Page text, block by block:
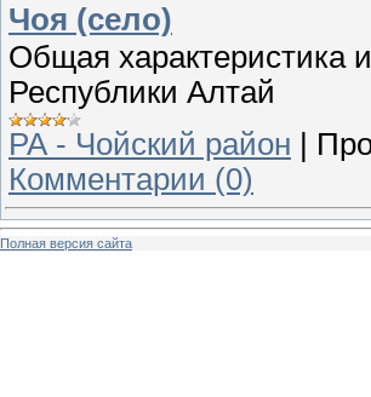
Чоя (село)
Общая характеристика
Республики Алтай
РА - Чойский район |
Комментарии (0)
Полная версия сайта